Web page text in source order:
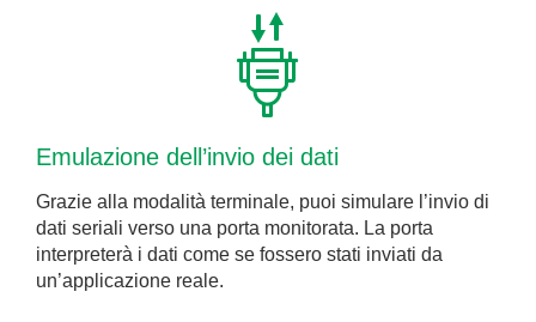
Emulazione dell’invio dei dati
Grazie alla modalità terminale, puoi simulare l’invio di
dati seriali verso una porta monitorata. La porta
interpreterà i dati come se fossero stati inviati da
un’applicazione reale.